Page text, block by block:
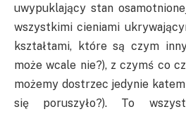
uwypuklający stan
wszystkimi cieniami
kształtami, które są czym
może wcale nie?), z czymś co
możemy dostrzec jedynie
się poruszyło?). To